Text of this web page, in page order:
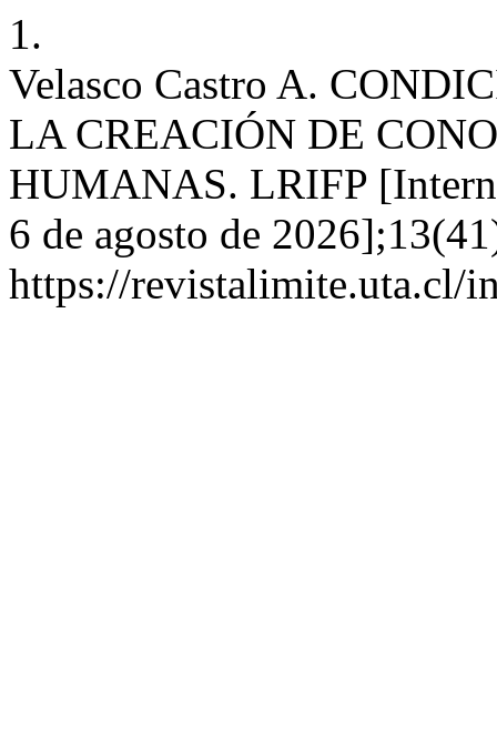
1.
Velasco Castro A.
LA CREACIÓN DE
HUMANAS. LRIFP
6 de agosto de
https://revistalimite.uta.cl/